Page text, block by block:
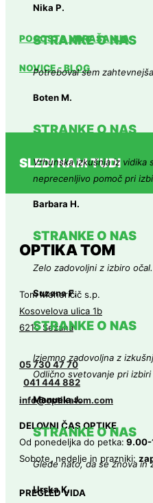
Nika P.
STRANKE O NAS
Potreboval sem
Boten M.
STRANKE O NAS
Vrhunska izkušnja iz
neprecenljivo pomoč pri
Barbara H.
STRANKE O NAS
Zelo zadovoljni z izbiro
Suzana F.
STRANKE O NAS
Izjemno zadovoljna z
Odlično svetovanje pri izbiri
Manuela J.
STRANKE O NAS
Glede nato, da se znova in
Urska K.
POGOSTA VPRAŠANJA
NOVICE - BLOG
SLEDI NAM TUDI
OPTIKA TOM
Tom Mohoričič s.p.
Kosovelova ulica 1b
6210 Sežana
05 730 47 70
041 444 882
info@optikatom.com
DELOVNI ČAS OPTIKE
Od ponedeljka do petka: 9.00-
Sobote, nedelje in prazniki:
PREGLED VIDA